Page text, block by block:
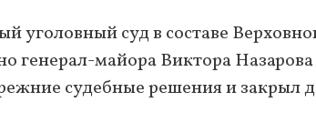
уголовный суд в составе
генерал-майора Виктора
судебные решения и закрыл